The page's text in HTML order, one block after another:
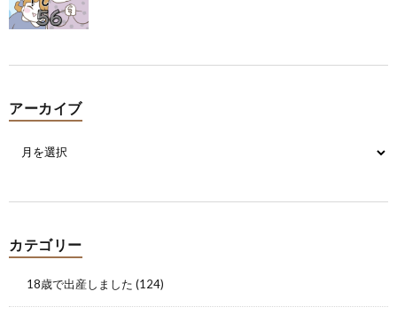
アーカイブ
カテゴリー
18歳で出産しました (124)